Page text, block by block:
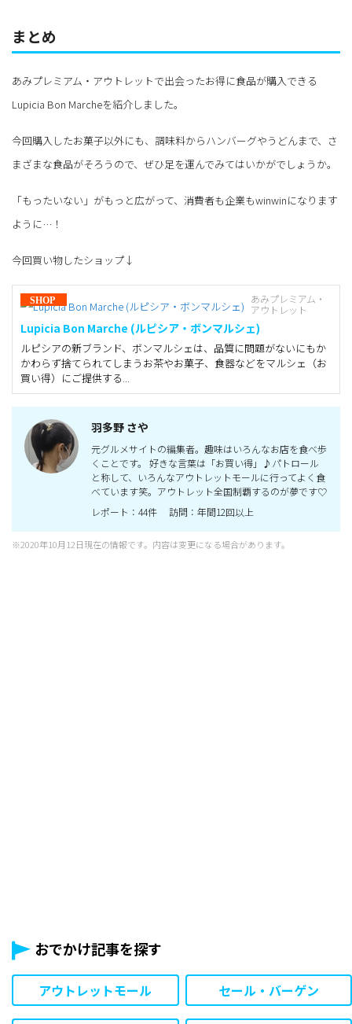
まとめ
あみプレミアム・アウトレットで出会ったお得に食品が購入できる
Lupicia Bon Marcheを紹介しました。
今回購入したお菓子以外にも、調味料からハンバーグやうどんまで、さ
まざまな食品がそろうので、ぜひ足を運んでみてはいかがでしょうか。
「もったいない」がもっと広がって、消費者も企業もwinwinになります
ように…！
今回買い物したショップ↓
あみプレミアム・
アウトレット
Lupicia Bon Marche (ルピシア・ボンマルシェ)
ルピシアの新ブランド、ボンマルシェは、品質に問題がないにもか
かわらず捨てられてしまうお茶やお菓子、食器などをマルシェ（お
買い得）にご提供する...
羽多野 さや
元グルメサイトの編集者。趣味はいろんなお店を食べ歩
くことです。 好きな言葉は「お買い得」♪パトロール
と称して、いろんなアウトレットモールに行ってよく食
べています笑。アウトレット全国制覇するのが夢です♡
レポート：44件 訪問：年間12回以上
※2020年10月12日現在の情報です。内容は変更になる場合があります。
おでかけ記事を探す
アウトレットモール セール・バーゲン